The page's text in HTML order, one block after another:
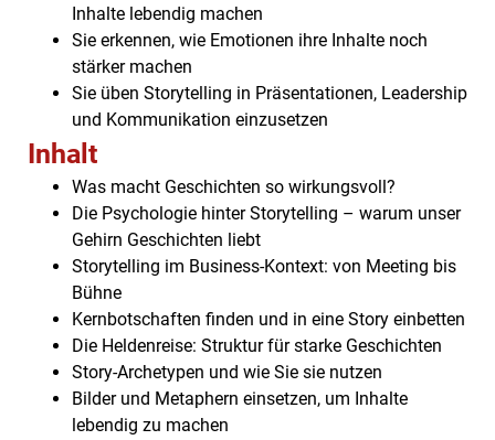
Inhalte lebendig machen
Sie erkennen, wie Emotionen ihre Inhalte noch
stärker machen
Sie üben Storytelling in Präsentationen, Leadership
und Kommunikation einzusetzen
Inhalt
Was macht Geschichten so wirkungsvoll?
Die Psychologie hinter Storytelling – warum unser
Gehirn Geschichten liebt
Storytelling im Business-Kontext: von Meeting bis
Bühne
Kernbotschaften finden und in eine Story einbetten
Die Heldenreise: Struktur für starke Geschichten
Story-Archetypen und wie Sie sie nutzen
Bilder und Metaphern einsetzen, um Inhalte
lebendig zu machen